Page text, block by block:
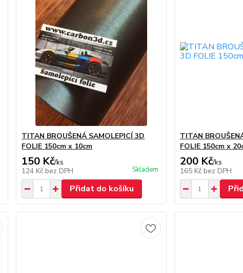
TITAN BROUŠENÁ SAMOLEPICÍ 3D
FOLIE 150cm x 10cm
150 Kč/ks
124 Kč bez DPH Skladem
Přidat do košíku
TITAN
FOLIE 150cm x
200 Kč/ks
165 Kč bez DPH